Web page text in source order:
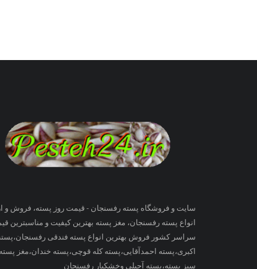
سایت و فروشگاه پسته رفسنجان - قیمت روز پسته، فروش و
انواع پسته رفسنجان، مغز پسته بهترین کیفیت و مناسبترین
سراسر کشور فروش بهترین انواع پسته فندقی
اکبری،پسته احمدآقایی،پسته کله قوچی،پسته خندان،مغز
سبز پسته،پسته آجیلی وخشکبار رفسنجان